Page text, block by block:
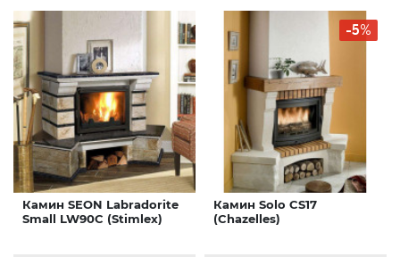
Камин SEON Labradorite
Small LW90C (Stimlex)
-5%
Камин Solo CS17
(Chazelles)